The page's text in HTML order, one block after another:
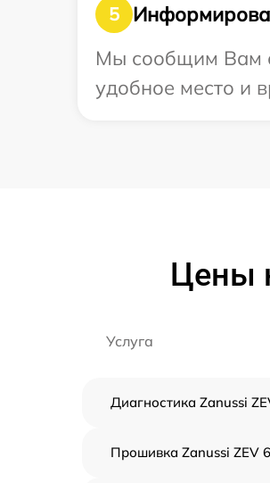
5
Мы сообщим Вам о
удобное место и
Цены
Услуга
Диагностика Zanussi
Прошивка Zanussi ZEV